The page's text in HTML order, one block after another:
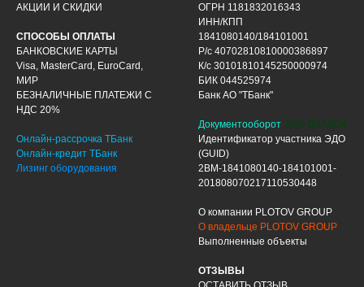
АКЦИИ И СКИДКИ
СПОСОБЫ ОПЛАТЫ
БАНКОВСКИЕ КАРТЫ
Visa, MasterCard, EuroCard,
МИР
БЕЗНАЛИЧНЫЕ ПЛАТЕЖИ С
НДС 20%
Онлайн-рассрочка ТБанк
Онлайн-кредит ТБанк
Лизинг оборудования
ОГРН 1181832016343
ИНН/КПП
1841080140/184101001
Р/с 40702810810000386897
К/с 30101810145250000974
БИК 044525974
Банк АО "ТБанк"
Документооборот ЭДО ДИАДОК
Идентификатор участника ЭДО
(GUID)
2BM-1841080140-184101001-
201808070217110530448
О компании PLOTOV GROUP
О владельце PLOTOV GROUP
Выполненные объекты
ОТЗЫВЫ